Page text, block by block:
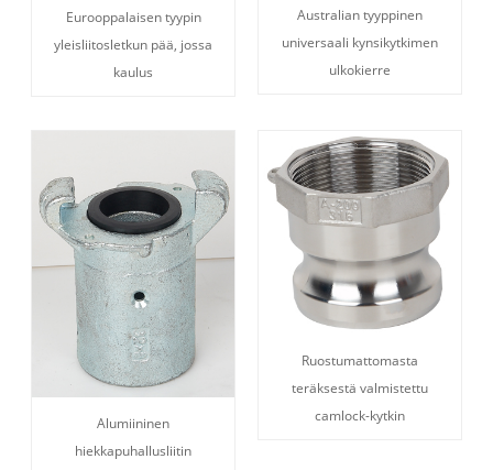
Eurooppalaisen tyypin
yleisliitosletkun pää, jossa
kaulus
Australian tyyppinen
universaali kynsikytkimen
ulkokierre
Alumiininen
hiekkapuhallusliitin
Ruostumattomasta
teräksestä valmistettu
camlock-kytkin